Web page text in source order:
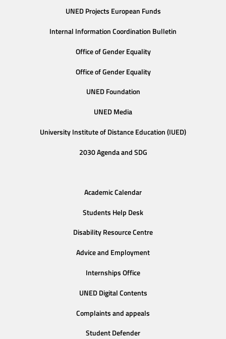
UNED Projects European Funds
Internal Information Coordination Bulletin
Office of Gender Equality
Office of Gender Equality
UNED Foundation
UNED Media
University Institute of Distance Education (IUED)
2030 Agenda and SDG
Academic Calendar
Students Help Desk
Disability Resource Centre
Advice and Employment
Internships Office
UNED Digital Contents
Complaints and appeals
Student Defender